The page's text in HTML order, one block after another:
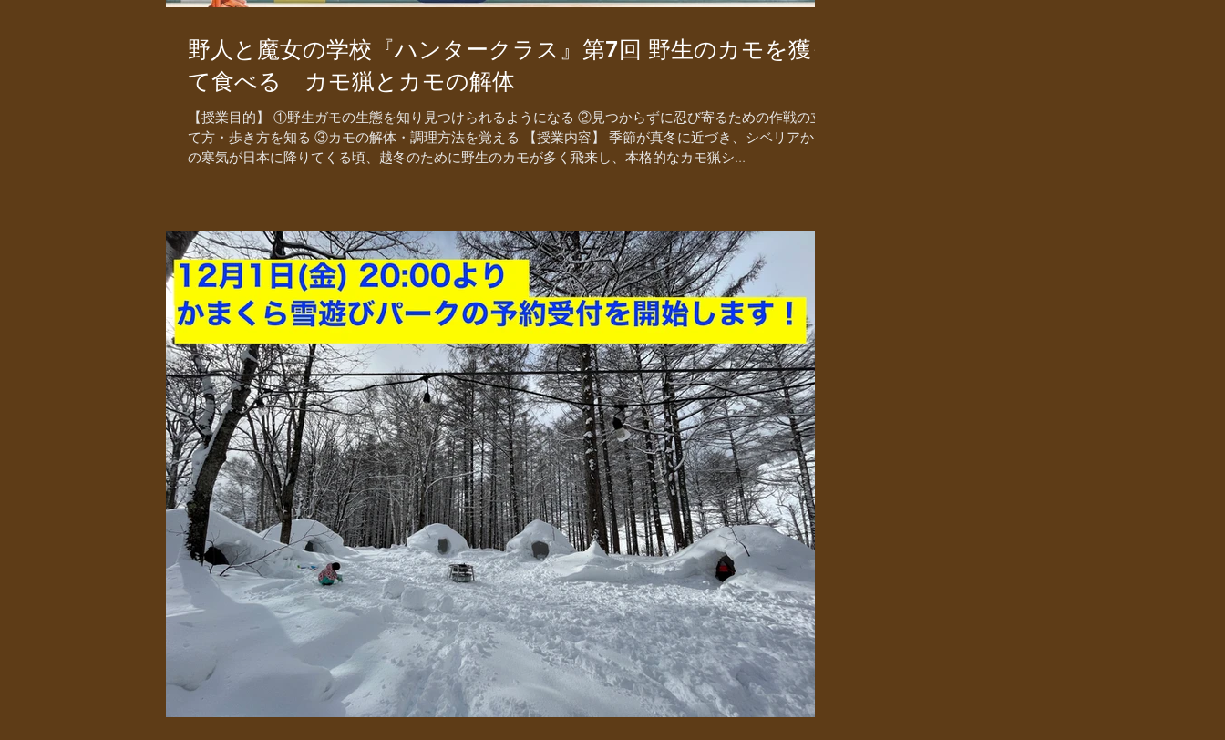
野人と魔女の学校『ハンタークラス』第7回 野生のカモを獲っ
て食べる カモ猟とカモの解体
【授業目的】 ①野生ガモの生態を知り見つけられるようになる ②見つからずに忍び寄るための作戦の立
て方・歩き方を知る ③カモの解体・調理方法を覚える 【授業内容】 季節が真冬に近づき、シベリアから
の寒気が日本に降りてくる頃、越冬のために野生のカモが多く飛来し、本格的なカモ猟シ...